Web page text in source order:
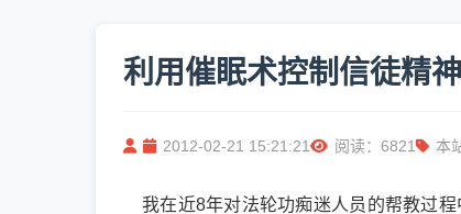
利用催眠术控制信徒精
2012-02-21 15:21:21 阅读：6821 本
我在近8年对法轮功痴迷人员的帮教过程